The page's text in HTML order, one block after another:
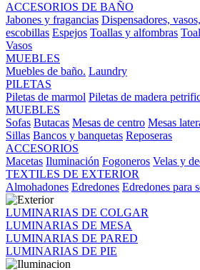
ACCESORIOS DE BAÑO
Jabones y fragancias Dispensadores,
escobillas Espejos Toallas y alfombras
Vasos
MUEBLES
Muebles de baño. Laundry
PILETAS
Piletas de marmol Piletas de madera
MUEBLES
Sofas Butacas Mesas de centro Mesas
Sillas Bancos y banquetas Reposeras
ACCESORIOS
Macetas Iluminación Fogoneros Velas y
TEXTILES DE EXTERIOR
Almohadones Edredones Edredones para
LUMINARIAS DE COLGAR
LUMINARIAS DE MESA
LUMINARIAS DE PARED
LUMINARIAS DE PIE